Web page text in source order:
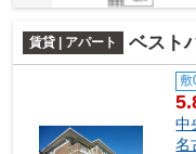
賃貸 | アパート ベスト
敷
中
名